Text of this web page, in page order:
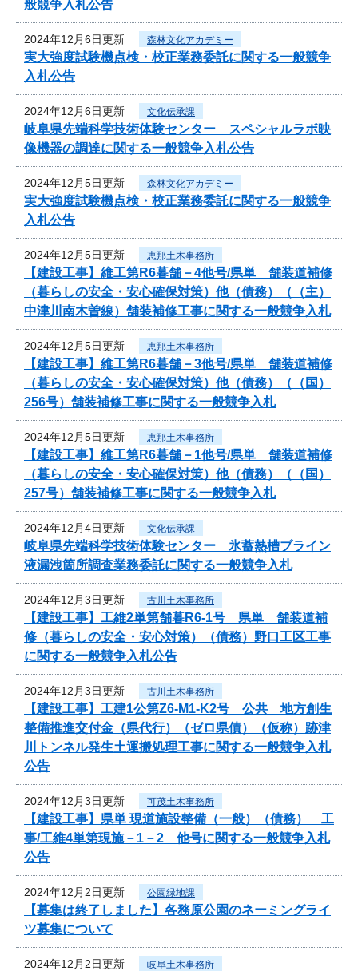
般競争入札公告
2024年12月6日更新 森林文化アカデミー
実大強度試験機点検・校正業務委託に関する一般競争
入札公告
2024年12月6日更新 文化伝承課
岐阜県先端科学技術体験センター スペシャルラボ映
像機器の調達に関する一般競争入札公告
2024年12月5日更新 森林文化アカデミー
実大強度試験機点検・校正業務委託に関する一般競争
入札公告
2024年12月5日更新 恵那土木事務所
【建設工事】維工第R6暮舗－4他号/県単 舗装道補修
（暮らしの安全・安心確保対策）他（債務）（（主）
中津川南木曽線）舗装補修工事に関する一般競争入札
2024年12月5日更新 恵那土木事務所
【建設工事】維工第R6暮舗－3他号/県単 舗装道補修
（暮らしの安全・安心確保対策）他（債務）（（国）
256号）舗装補修工事に関する一般競争入札
2024年12月5日更新 恵那土木事務所
【建設工事】維工第R6暮舗－1他号/県単 舗装道補修
（暮らしの安全・安心確保対策）他（債務）（（国）
257号）舗装補修工事に関する一般競争入札
2024年12月4日更新 文化伝承課
岐阜県先端科学技術体験センター 氷蓄熱槽ブライン
液漏洩箇所調査業務委託に関する一般競争入札
2024年12月3日更新 古川土木事務所
【建設工事】工維2単第舗暮R6-1号 県単 舗装道補
修（暮らしの安全・安心対策）（債務）野口工区工事
に関する一般競争入札公告
2024年12月3日更新 古川土木事務所
【建設工事】工建1公第Z6-M1-K2号 公共 地方創生
整備推進交付金（県代行）（ゼロ県債）（仮称）跡津
川トンネル発生土運搬処理工事に関する一般競争入札
公告
2024年12月3日更新 可茂土木事務所
【建設工事】県単 現道施設整備（一般）（債務） 工
事/工維4単第現施－1－2 他号に関する一般競争入札
公告
2024年12月2日更新 公園緑地課
【募集は終了しました】各務原公園のネーミングライ
ツ募集について
2024年12月2日更新 岐阜土木事務所